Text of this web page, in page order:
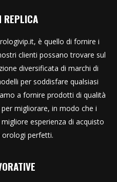
REPLICA
è quello di fornire i
clienti possano trovare sul
diversificata di marchi di
per soddisfare qualsiasi
a fornire prodotti di qualità
migliorare, in modo che i
esperienza di acquisto
perfetti.